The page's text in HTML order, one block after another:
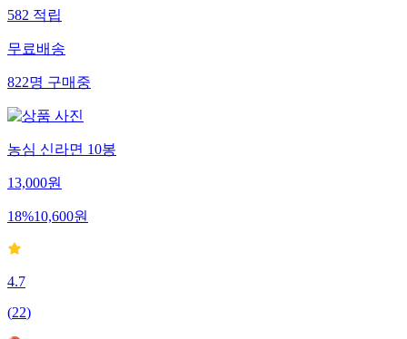
582적립
무료배송
822명구매중
농심 신라면 10봉
13,000원
18%10,600원
4.7
(22)